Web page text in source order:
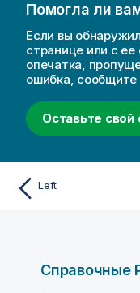
Помогла ли
Если вы
странице или с
опечатка,
ошибка,
Оставьте свой
Left
Справочные